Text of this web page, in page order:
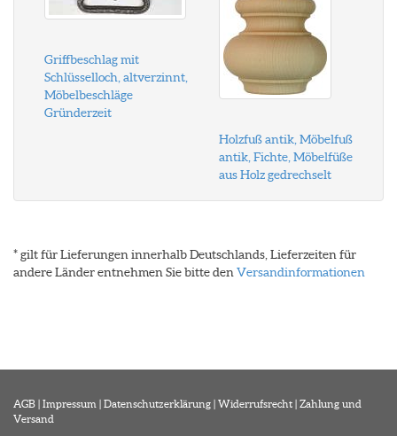
Griffbeschlag mit
Schlüsselloch, altverzinnt,
Möbelbeschläge
Gründerzeit
Holzfuß antik, Möbelfuß
antik, Fichte, Möbelfüße
aus Holz gedrechselt
* gilt für Lieferungen innerhalb Deutschlands, Lieferzeiten für
andere Länder entnehmen Sie bitte den Versandinformationen
AGB | Impressum | Datenschutzerklärung | Widerrufsrecht | Zahlung und
Versand